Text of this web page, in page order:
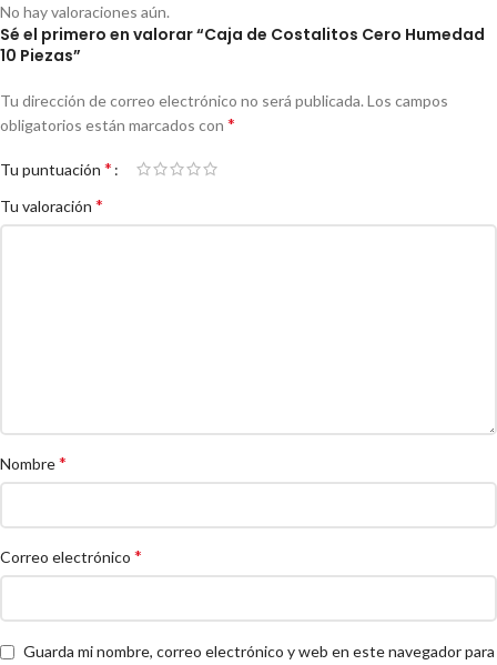
No hay valoraciones aún.
Sé el primero en valorar “Caja de Costalitos Cero Humedad
10 Piezas”
Tu dirección de correo electrónico no será publicada. Los campos
obligatorios están marcados con *
Tu puntuación *
Tu valoración *
Nombre*
Correo electrónico *
Guarda mi nombre, correo electrónico y web en este navegador para